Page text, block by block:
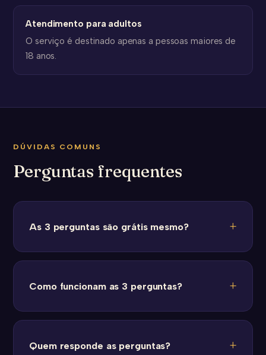
Atendimento para adultos
O serviço é destinado apenas a pessoas maiores de
18 anos.
DÚVIDAS COMUNS
Perguntas frequentes
As 3 perguntas são grátis mesmo?
Como funcionam as 3 perguntas?
Quem responde as perguntas?